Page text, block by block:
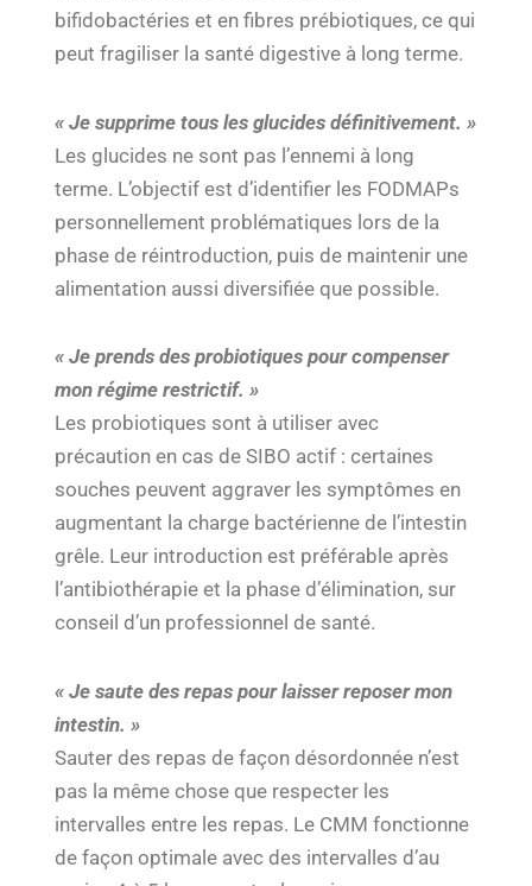
bifidobactéries et en fibres prébiotiques, ce qui
peut fragiliser la santé digestive à long terme.
« Je supprime tous les glucides définitivement. »
Les glucides ne sont pas l’ennemi à long
terme. L’objectif est d’identifier les FODMAPs
personnellement problématiques lors de la
phase de réintroduction, puis de maintenir une
alimentation aussi diversifiée que possible.
« Je prends des probiotiques pour compenser
mon régime restrictif. »
Les probiotiques sont à utiliser avec
précaution en cas de SIBO actif : certaines
souches peuvent aggraver les symptômes en
augmentant la charge bactérienne de l’intestin
grêle. Leur introduction est préférable après
l’antibiothérapie et la phase d’élimination, sur
conseil d’un professionnel de santé.
« Je saute des repas pour laisser reposer mon
intestin. »
Sauter des repas de façon désordonnée n’est
pas la même chose que respecter les
intervalles entre les repas. Le CMM fonctionne
de façon optimale avec des intervalles d’au